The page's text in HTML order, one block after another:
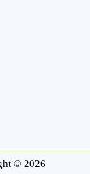
© 2026